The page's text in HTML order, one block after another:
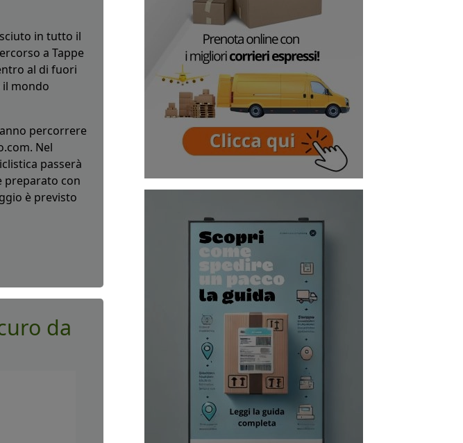
in tutto il
a Tappe
al di fuori
mondo
percorrere
Nel
passerà
preparato con
è previsto
da